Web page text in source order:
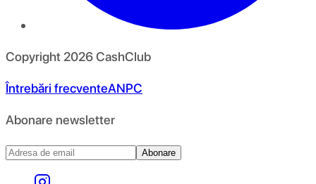
Copyright 2026CashClub
Întrebări frecventeANPC
Abonare newsletter
Abonare